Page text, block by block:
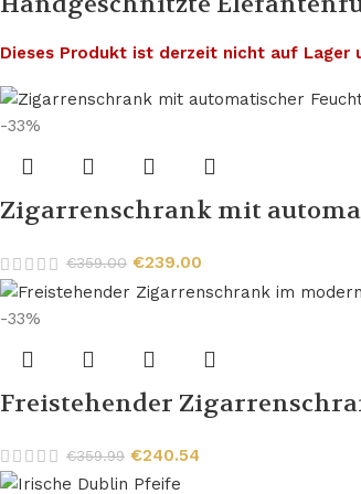
Dieses Produkt ist derzeit nicht auf Lager
-33%
Zigarrenschrank mit
€359.00 €239.00
-33%
Freistehender
€359.99 €240.54